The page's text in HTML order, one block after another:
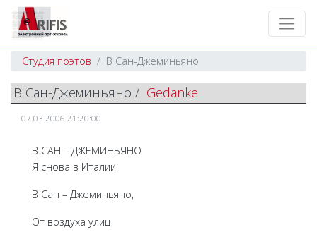
Студия поэтов В Сан-Джеминьяно
В Сан-Джеминьяно / Gedanke
07.03.2006 21:20:00
В САН – ДЖЕМИНЬЯНО
Я снова в Италии
В Сан – Джеминьяно,
От воздуха улиц